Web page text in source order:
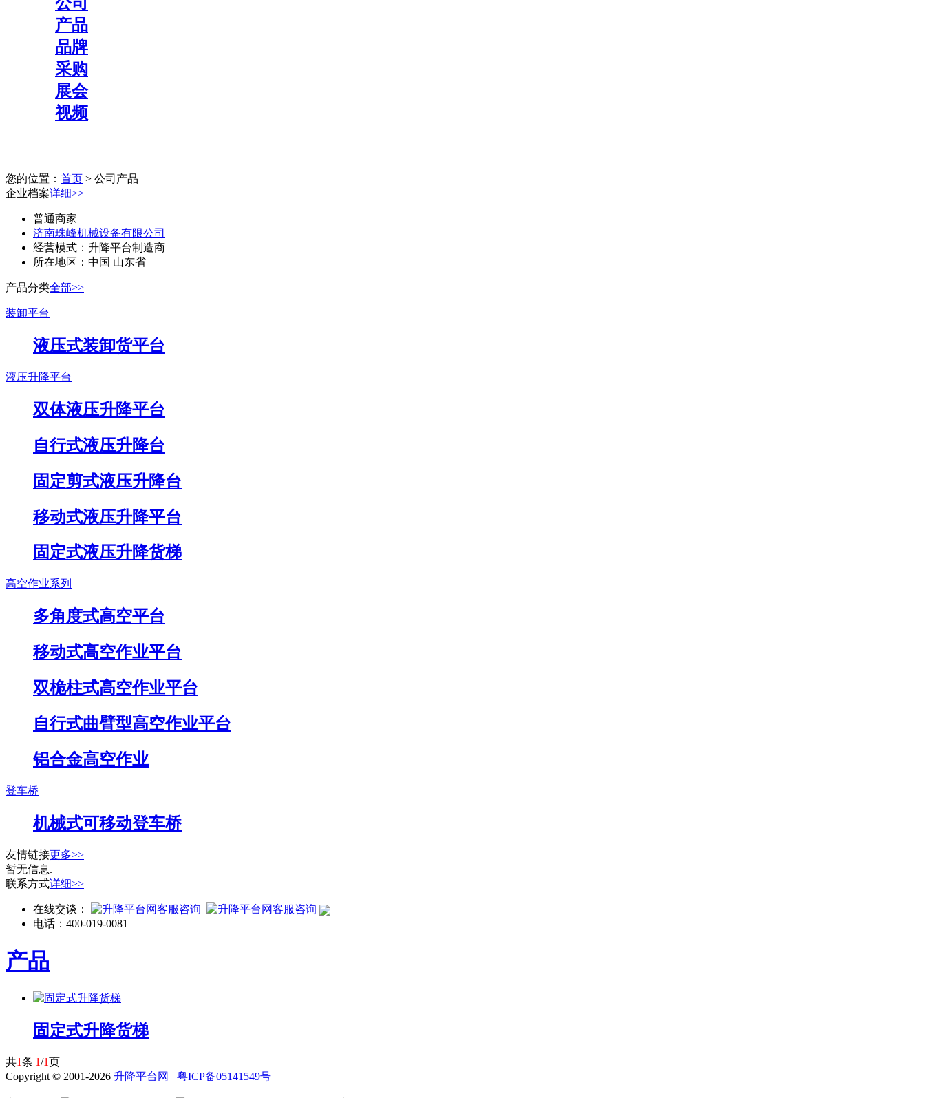
产品
品牌
采购
展会
视频
您的位置： 首页 > 公司产品
企业档案详细>>
普通商家
济南珠峰机械设备有限公司
经营模式： 升降平台制造商
所在地区： 中国 山东省
产品分类全部>>
装卸平台
液压式装卸货平台
液压升降平台
双体液压升降平台
自行式液压升降台
固定剪式液压升降台
移动式液压升降平台
固定式液压升降货梯
高空作业系列
多角度式高空平台
移动式高空作业平台
双桅柱式高空作业平台
自行式曲臂型高空作业平台
铝合金高空作业
登车桥
机械式可移动登车桥
友情链接更多>>
暂无信息.
联系方式详细>>
在线交谈：
电话： 400-019-0081
产品
固定式升降货梯
共1条|1/1页
Copyright © 2001-2026 升降平台网 粤ICP备05141549号